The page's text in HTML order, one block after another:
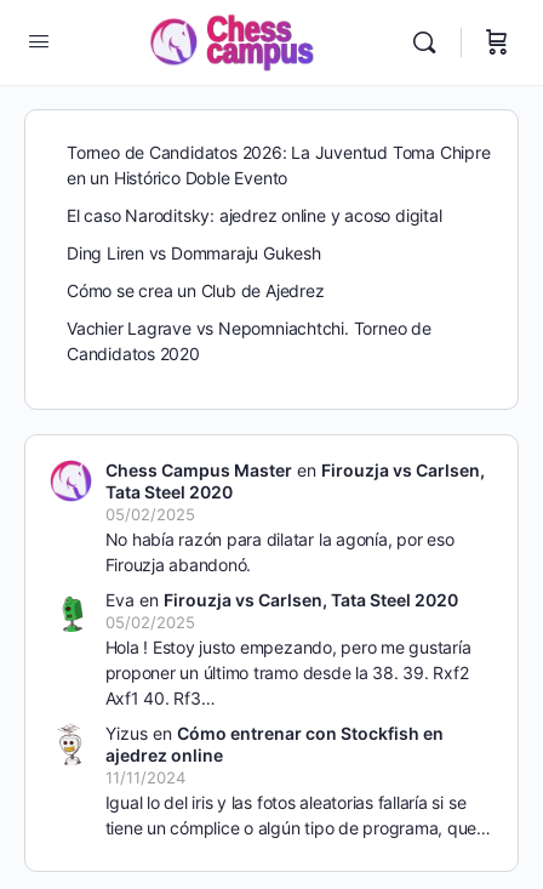
Torneo de Candidatos 2026: La Juventud Toma Chipre
en un Histórico Doble Evento
El caso Naroditsky: ajedrez online y acoso digital
Ding Liren vs Dommaraju Gukesh
Cómo se crea un Club de Ajedrez
Vachier Lagrave vs Nepomniachtchi. Torneo de
Candidatos 2020
Chess Campus Masteren Firouzja vs Carlsen,
Tata Steel 2020
05/02/2025
No había razón para dilatar la agonía, por eso
Firouzja abandonó.
Eva en Firouzja vs Carlsen, Tata Steel 2020
05/02/2025
Hola ! Estoy justo empezando, pero me gustaría
proponer un último tramo desde la 38. 39. Rxf2
Axf1 40. Rf3…
Yizusen Cómo entrenar con Stockfish en
ajedrez online
11/11/2024
Igual lo del iris y las fotos aleatorias fallaría si se
tiene un cómplice o algún tipo de programa, que…